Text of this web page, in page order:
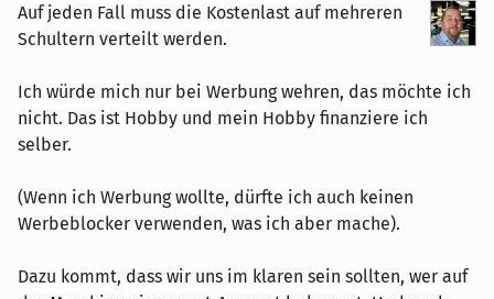
Auf jeden Fall muss die Kostenlast auf mehreren
Schultern verteilt werden.
Ich würde mich nur bei Werbung wehren, das möchte ich
nicht. Das ist Hobby und mein Hobby finanziere ich
selber.
(Wenn ich Werbung wollte, dürfte ich auch keinen
Werbeblocker verwenden, was ich aber mache).
Dazu kommt, dass wir uns im klaren sein sollten, wer auf